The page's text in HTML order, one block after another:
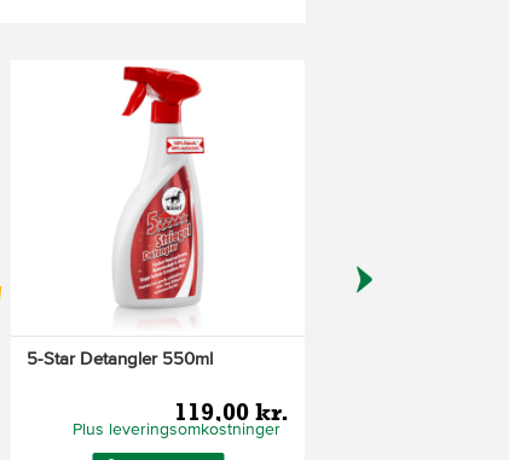
5-Star Detangler 550ml
119,00 kr.
Plus leveringsomkostninger